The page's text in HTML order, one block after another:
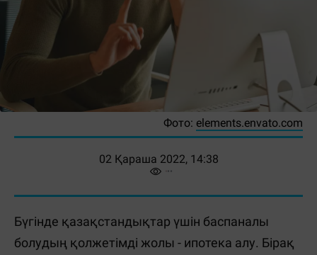
Фото: elements.envato.com
02 Қараша 2022, 14:38
Бүгінде қазақстандықтар үшін баспаналы
болудың қолжетімді жолы - ипотека алу. Бірақ